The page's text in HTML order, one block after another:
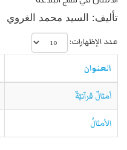
تأليف: السيد محمد الغروي
عدد الإظهارات:
العنوان
أمثالٌ قرآنيّةٌ
الأمثالُ